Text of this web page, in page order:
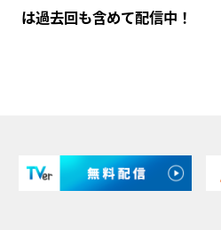
は過去回も含めて配信中！